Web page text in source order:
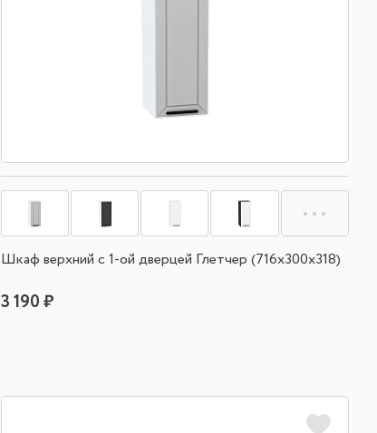
Шкаф верхний с 1-ой дверцей Глетчер (716х300х318)
3 190 ₽